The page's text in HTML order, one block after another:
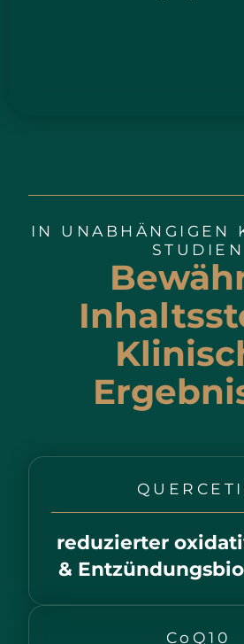
IN UNABHÄNGIGEN
STUDIEN
reduzierter
&
CoQ10